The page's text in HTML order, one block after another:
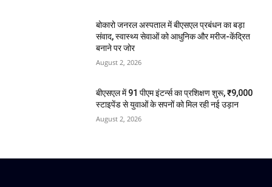
बोकारो जनरल अस्पताल में बीएसएल प्रबंधन का बड़ा
संवाद, स्वास्थ्य सेवाओं को आधुनिक और मरीज-केंद्रित
बनाने पर जोर
August 2, 2026
बीएसएल में 91 पीएम इंटर्न्स का प्रशिक्षण शुरू, ₹9,000
स्टाइपेंड से युवाओं के सपनों को मिल रही नई उड़ान
August 2, 2026